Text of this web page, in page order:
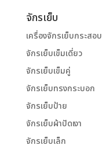
จักรเย็บ
เครื่องจักรเย็บกระสอบ
จักรเย็บเข็มเดี่ยว
จักรเย็บเข็มคู่
จักรเย็บทรงกระบอก
จักรเย็บป้าย
จักรเย็บผ้าปัดเงา
จักรเย็บเล็ก